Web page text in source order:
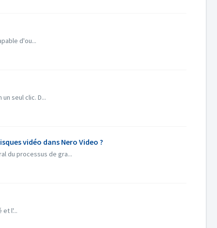
d'ou...
seul clic. D...
vidéo dans Nero Video ?
du processus de gra...
et l'...